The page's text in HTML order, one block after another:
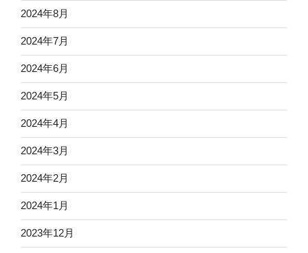
2024年8月
2024年7月
2024年6月
2024年5月
2024年4月
2024年3月
2024年2月
2024年1月
2023年12月